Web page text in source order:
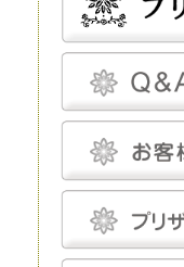
ブドフラワーとほかの
プリザーブドフラワー
プリザーブドフラワー
ための作業も施されます
プリザーブドフラワー
るのですが、メンテナ
温度と湿度に対しては
いと、ヒビや色あせな
なしにして完全管理す
プリザーブドフラワー
50％程度です。プリザ
で、茎は後付けになり
プレイまで、さまざま
生花